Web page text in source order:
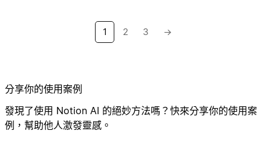
1 2 3 →
分享你的使用案例
發現了使用 Notion AI 的絕妙方法嗎？快來分享你的使用案
例，幫助他人激發靈感。